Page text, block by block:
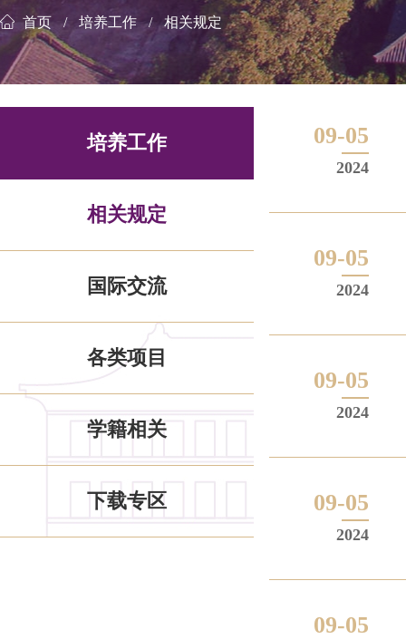
首页 培养工作 相关规定
培养工作
相关规定
国际交流
各类项目
学籍相关
下载专区
09-05
2024
09-05
2024
09-05
2024
09-05
2024
09-05